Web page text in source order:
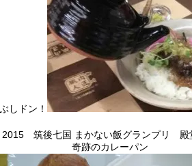
しドン！
2015 筑後七国 まかない飯グランプリ 殿
奇跡のカレーパン